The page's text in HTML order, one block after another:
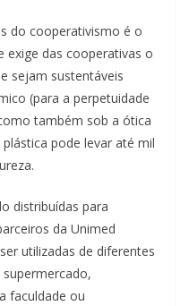
do cooperativismo é o
exige das cooperativas o
sejam sustentáveis
(para a perpetuidade
também sob a ótica
pode levar até mil
distribuídas para
da Unimed
utilizadas de diferentes
faculdade ou